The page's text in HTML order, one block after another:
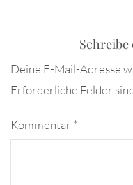
Deine E-Mail-Adresse
Erforderliche Felder
Kommentar *